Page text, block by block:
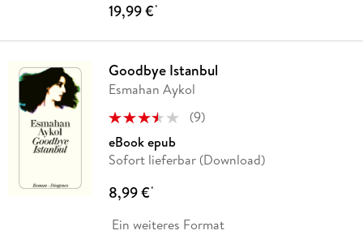
19,99 €*
Goodbye Istanbul
Esmahan Aykol
(9)
eBook epub
Sofort lieferbar (Download)
8,99 €*
Ein weiteres Format